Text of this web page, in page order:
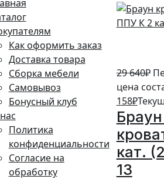
Как оформить заказ
Доставка товара
Сборка мебели
Самовывоз
Бонусный клуб
Политика
конфиденциальности
Согласие на
обработку
29 640₽
цена
158₽
кат.
13